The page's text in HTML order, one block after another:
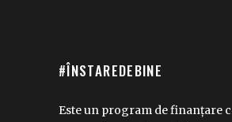
#ÎNSTAREDEBINE
Este un program de finanțare